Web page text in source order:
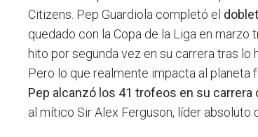
Citizens. Pep Guardiola completó el
quedado con la Copa de la Liga en
hito por segunda vez en su carrera tras
Pero lo que realmente impacta al planeta
Pep alcanzó los 41 trofeos en su carrera
al mítico Sir Alex Ferguson, líder absoluto